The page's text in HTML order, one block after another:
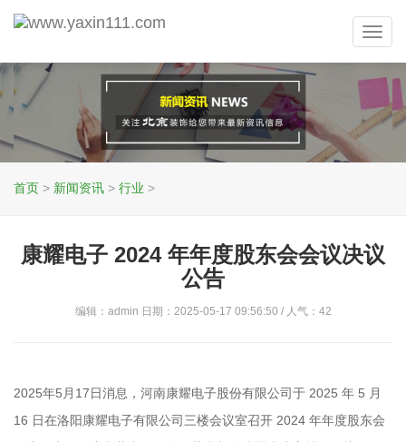
首页 > 新闻资讯 > 行业 >
康耀电子 2024 年年度股东会会议决议
公告
编辑：admin 日期：2025-05-17 09:56:50 / 人气： 42
2025年5月17日消息，河南康耀电子股份有限公司于 2025 年 5 月
16 日在洛阳康耀电子有限公司三楼会议室召开 2024 年年度股东会